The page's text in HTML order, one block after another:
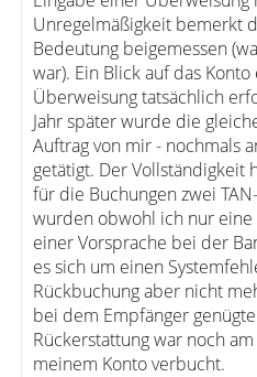
Unregelmäßigkeit bemerkt
Bedeutung beigemessen
war). Ein Blick auf das
Überweisung tatsächlich
Jahr später wurde die
Auftrag von mir - nochmals
getätigt. Der Vollständigkeit
für die Buchungen zwei
wurden obwohl ich nur eine
einer Vorsprache bei der
es sich um einen
Rückbuchung aber nicht
bei dem Empfänger
Rückerstattung war noch
meinem Konto verbucht.